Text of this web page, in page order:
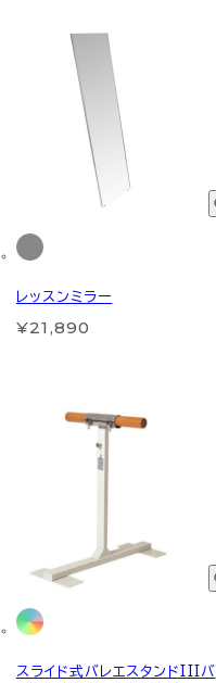
レッスンミラー
¥21,890
スライド式バレエスタンドIIIバ